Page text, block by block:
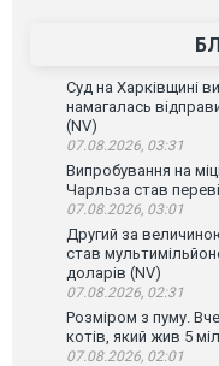
Суд на Харківщині
намагалась
(NV)
07.08.2026, 03:31
Випробування на
Чарльза став
07.08.2026, 03:01
Другий за
став
доларів (NV)
07.08.2026, 02:31
Розміром з пуму.
котів, який жив 5
07.08.2026, 02:01